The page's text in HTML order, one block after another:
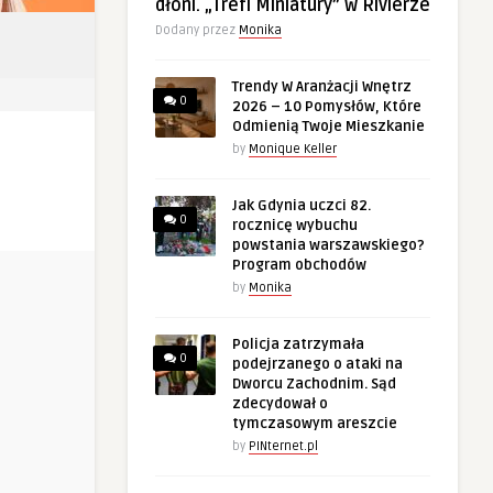
dłoni. „Trefl Miniatury” w Rivierze
Dodany przez Monika
0
Trendy W Aranżacji Wnętrz
2026 – 10 Pomysłów, Które
Odmienią Twoje Mieszkanie
by Monique Keller
0
Jak Gdynia uczci 82.
rocznicę wybuchu
powstania warszawskiego?
Program obchodów
by Monika
0
Policja zatrzymała
podejrzanego o ataki na
Dworcu Zachodnim. Sąd
zdecydował o
tymczasowym areszcie
by PINternet.pl